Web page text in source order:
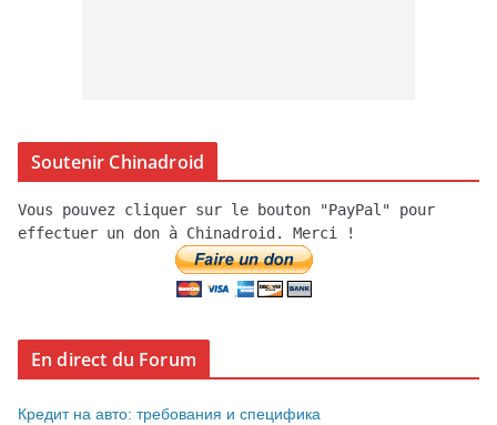
Soutenir Chinadroid
Vous pouvez cliquer sur le bouton "PayPal" pour
effectuer un don à Chinadroid. Merci !
En direct du Forum
Кредит на авто: требования и специфика